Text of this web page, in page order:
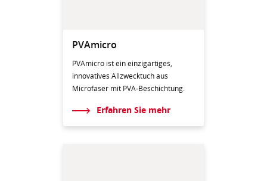
PVAmicro
PVAmicro ist ein einzigartiges,
innovatives Allzwecktuch aus
Microfaser mit PVA-Beschichtung.
Erfahren Sie mehr